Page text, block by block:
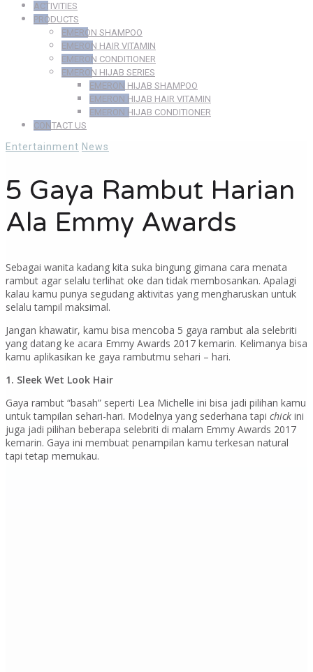
ACTIVITIES
PRODUCTS
EMERON SHAMPOO
EMERON HAIR VITAMIN
EMERON CONDITIONER
EMERON HIJAB SERIES
EMERON HIJAB SHAMPOO
EMERON HIJAB HAIR VITAMIN
EMERON HIJAB CONDITIONER
CONTACT US
Entertainment News
5 Gaya Rambut Harian
Ala Emmy Awards
Sebagai wanita kadang kita suka bingung gimana cara menata
rambut agar selalu terlihat oke dan tidak membosankan. Apalagi
kalau kamu punya segudang aktivitas yang mengharuskan untuk
selalu tampil maksimal.
Jangan khawatir, kamu bisa mencoba 5 gaya rambut ala selebriti
yang datang ke acara Emmy Awards 2017 kemarin. Kelimanya bisa
kamu aplikasikan ke gaya rambutmu sehari – hari.
1. Sleek Wet Look Hair
Gaya rambut “basah” seperti Lea Michelle ini bisa jadi pilihan kamu
untuk tampilan sehari-hari. Modelnya yang sederhana tapi chick ini
juga jadi pilihan beberapa selebriti di malam Emmy Awards 2017
kemarin. Gaya ini membuat penampilan kamu terkesan natural
tapi tetap memukau.